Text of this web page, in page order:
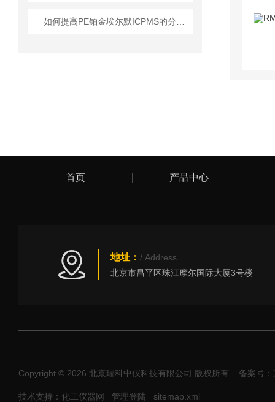
首页 产品中心
地址： / Address
北京市昌平区珠江摩尔国际大厦3号楼
Copyright © 2026 北京瑞科中仪科技有限公司 版权所有 备案号
技术支持：化工仪器网 管理登陆 sitemap.xml